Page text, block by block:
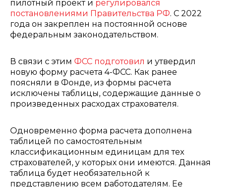
пилотный проект и регулировался
постановлениями Правительства РФ. С 2022
года он закреплен на постоянной основе
федеральным законодательством.
В связи с этим ФСС подготовил и утвердил
новую форму расчета 4-ФСС. Как ранее
поясняли в Фонде, из формы расчета
исключены таблицы, содержащие данные о
произведенных расходах страхователя.
Одновременно форма расчета дополнена
таблицей по самостоятельным
классификационным единицам для тех
страхователей, у которых они имеются. Данная
таблица будет необязательной к
представлению всем работодателям. Ее